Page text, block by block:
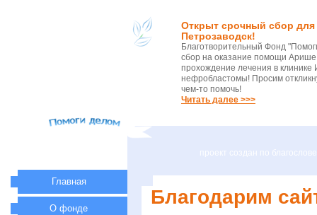
Открыт срочный сбор
Петрозаводск!
Благотворительный Фонд
сбор на оказание помощи Арише
прохождение лечения в клинике
нефробластомы! Просим
чем-то помочь!
Читать далее >>>
проект создан по
Благодарим
Главная
О фонде